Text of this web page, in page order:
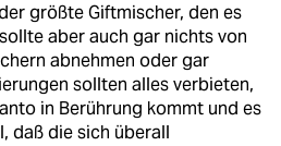
größte Giftmischer, den es
aber auch gar nichts von
abnehmen oder gar
sollten alles verbieten,
in Berührung kommt und es
daß die sich überall